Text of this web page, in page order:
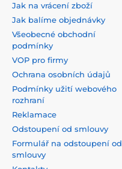
Jak na vrácení zboží
Jak balíme objednávky
Všeobecné obchodní
podmínky
VOP pro firmy
Ochrana osobních údajů
Podmínky užití webového
rozhraní
Reklamace
Odstoupení od smlouvy
Formulář na odstoupení od
smlouvy